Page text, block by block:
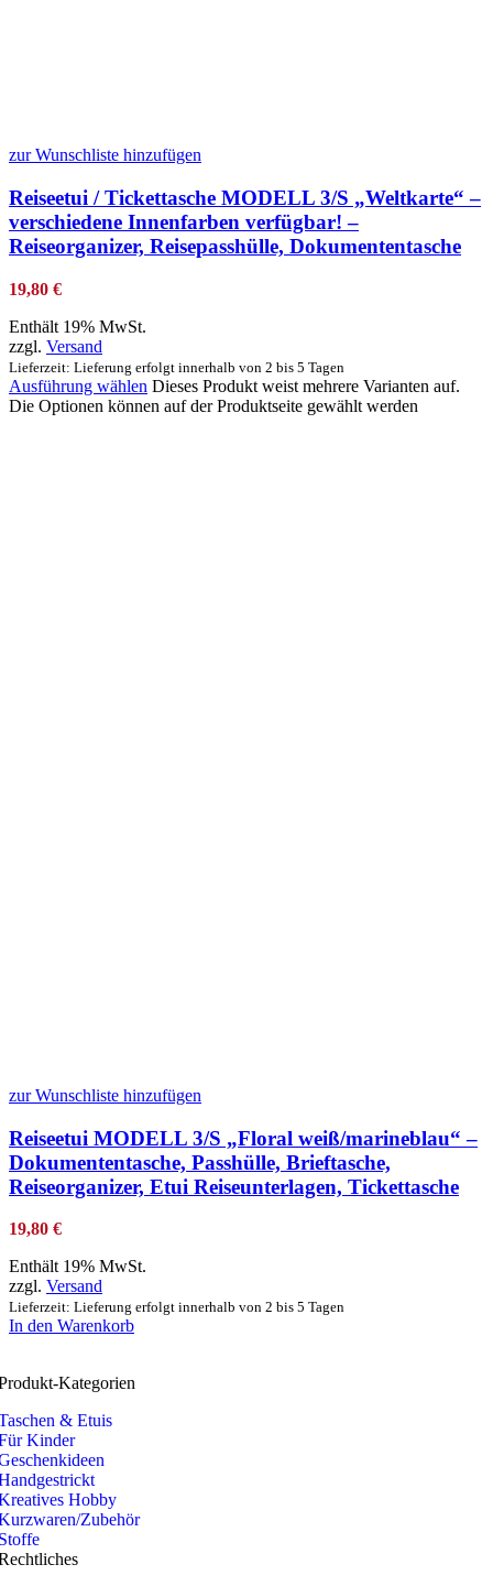
zur Wunschliste hinzufügen
Reiseetui / Tickettasche MODELL 3/S „Weltkarte“ –
verschiedene Innenfarben verfügbar! –
Reiseorganizer, Reisepasshülle, Dokumententasche
19,80 €
Enthält 19% MwSt.
zzgl. Versand
Lieferzeit: Lieferung erfolgt innerhalb von 2 bis 5 Tagen
Ausführung wählen Dieses Produkt weist mehrere Varianten auf.
Die Optionen können auf der Produktseite gewählt werden
zur Wunschliste hinzufügen
Reiseetui MODELL 3/S „Floral weiß/marineblau“ –
Dokumententasche, Passhülle, Brieftasche,
Reiseorganizer, Etui Reiseunterlagen, Tickettasche
19,80 €
Enthält 19% MwSt.
zzgl. Versand
Lieferzeit: Lieferung erfolgt innerhalb von 2 bis 5 Tagen
In den Warenkorb
Kategorien
& Etuis
Kinder
Hobby
Zubehör